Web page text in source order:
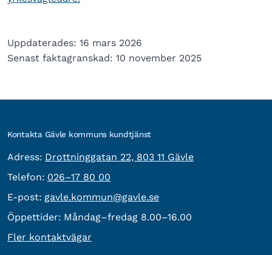
Uppdaterades: 16 mars 2026
Senast faktagranskad: 10 november 2025
Kontakta Gävle kommuns kundtjänst
Adress: besöksadress:
Drottninggatan 22, 803 11 Gävle
Telefon: Telefon:
026–17 80 00
E-post: E-post:
gavle.kommun@gavle.se
Öppettider: Måndag–fredag 8.00–16.00
Fler kontaktvägar